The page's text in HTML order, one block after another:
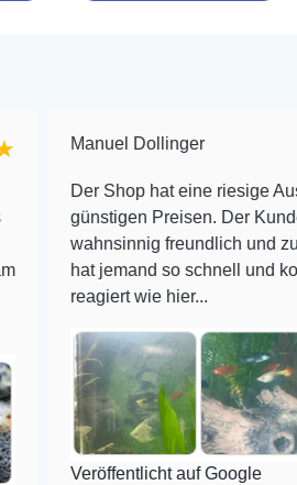
Dollinger
Shop hat eine riesige Auswahl zu
Preisen. Der Kundendienst is
freundlich und zuverlässig,
jemand so schnell und kompetent
wie hier...
auf Google